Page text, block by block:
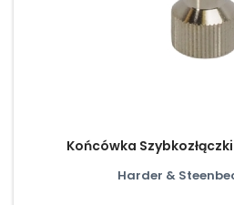
Końcówka
Harder &